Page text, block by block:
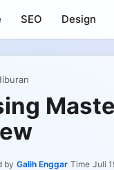
SEO Design
by Galih Enggar Time Juli